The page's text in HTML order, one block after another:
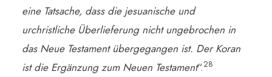
eine Tatsache, dass die jesuanische und
urchristliche Überlieferung nicht ungebrochen in
das Neue Testament übergegangen ist. Der Koran
ist die Ergänzung zum Neuen Testament“.28